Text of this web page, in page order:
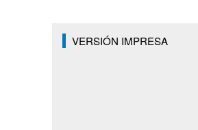
VERSIÓN IMPRESA